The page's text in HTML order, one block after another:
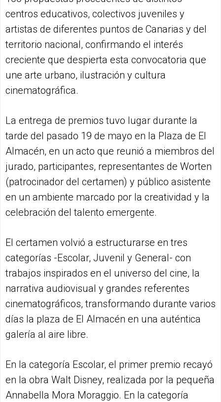
centros educativos, colectivos juveniles y
artistas de diferentes puntos de Canarias y del
territorio nacional, confirmando el interés
creciente que despierta esta convocatoria que
une arte urbano, ilustración y cultura
cinematográfica.
La entrega de premios tuvo lugar durante la
tarde del pasado 19 de mayo en la Plaza de El
Almacén, en un acto que reunió a miembros del
jurado, participantes, representantes de Worten
(patrocinador del certamen) y público asistente
en un ambiente marcado por la creatividad y la
celebración del talento emergente.
El certamen volvió a estructurarse en tres
categorías -Escolar, Juvenil y General- con
trabajos inspirados en el universo del cine, la
narrativa audiovisual y grandes referentes
cinematográficos, transformando durante varios
días la plaza de El Almacén en una auténtica
galería al aire libre.
En la categoría Escolar, el primer premio recayó
en la obra Walt Disney, realizada por la pequeña
Annabella Mora Moraggio. En la categoría